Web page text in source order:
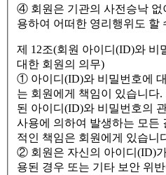
④ 회원은 기관의 사전승낙 없
용하여 어떠한 영리행위도 할
제 12조(회원 아이디(ID)와 비
대한 회원의 의무)
① 아이디(ID)와 비밀번호에
는 회원에게 책임이 있습니다.
된 아이디(ID)와 비밀번호의
사용에 의하여 발생하는 모든
적인 책임은 회원에게 있습니
② 회원은 자신의 아이디(ID)
용된 경우 또는 기타 보안 위